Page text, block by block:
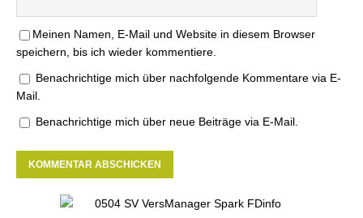
Meinen Namen, E-Mail und Website in diesem Browser
speichern, bis ich wieder kommentiere.
Benachrichtige mich über nachfolgende Kommentare via E-
Mail.
Benachrichtige mich über neue Beiträge via E-Mail.